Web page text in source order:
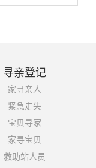
寻亲登记
家寻亲人
紧急走失
宝贝寻家
家寻宝贝
救助站人员